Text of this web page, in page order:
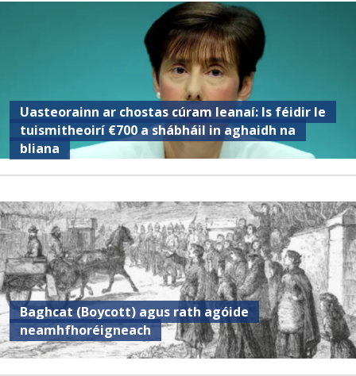
Uasteorainn ar chostas cúram leanaí: Is féidir le
tuismitheoirí €700 a shábháil in aghaidh na
bliana
Baghcat (Boycott) agus rath agóide
neamhfhoréigneach